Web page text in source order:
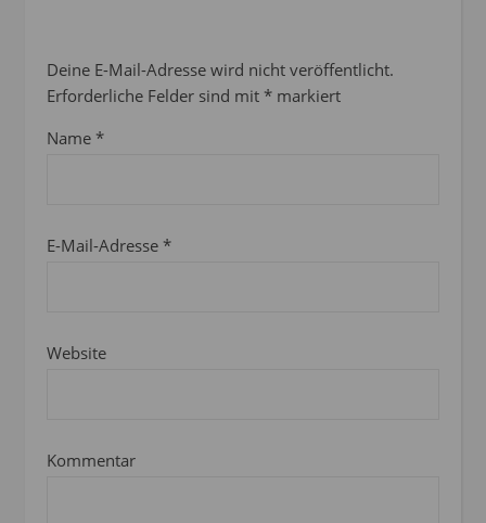
Deine E-Mail-Adresse wird nicht veröffentlicht.
Erforderliche Felder sind mit * markiert
Name *
E-Mail-Adresse *
Website
Kommentar